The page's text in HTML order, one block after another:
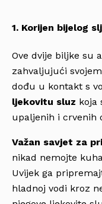
1. Korijen bijelog
Ove dvije biljke su
zahvaljujući
dođu u kontakt s
ljekovitu sluz koja
upaljenih i crvenih
Važan savjet za
nikad nemojte
Uvijek ga
hladnoj vodi kroz